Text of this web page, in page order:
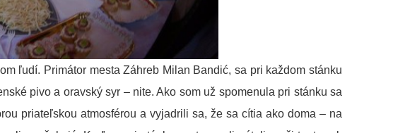
ľudí. Primátor mesta Záhreb Milan Bandić, sa pri každom stánku
pivo a oravský syr – nite. Ako som už spomenula pri stánku sa
priateľskou atmosférou a vyjadrili sa, že sa cítia ako doma – na